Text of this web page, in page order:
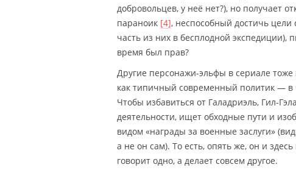
добровольцев, у неё нет?), но получает
параноик [4], неспособный достичь цели
часть из них в бесплодной
время был прав?
Другие персонажи-эльфы в сериале
как типичный современный политик — в
Чтобы избавиться от Галадриэль, Гил-
деятельности, ищет обходные пути и
видом «награды за военные заслуги»
а не он сам). То есть, опять же, он и
говорит одно, а делает совсем другое.